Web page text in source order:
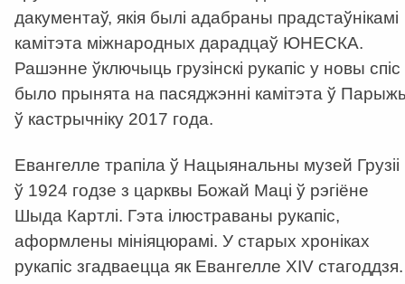
дакументаў, якія былі адабраны прадстаўнікамі
камітэта міжнародных дарадцаў ЮНЕСКА.
Рашэнне ўключыць грузінскі рукапіс у новы спіс
было прынята на пасяджэнні камітэта ў
ў кастрычніку 2017 года.
Евангелле трапіла ў Нацыянальны музей Грузіі
ў 1924 годзе з царквы Божай Маці ў рэгіёне
Шыда Картлі. Гэта ілюстраваны рукапіс,
аформлены мініяцюрамі. У старых хроніках
рукапіс згадваецца як Евангелле XIV стагоддзя.